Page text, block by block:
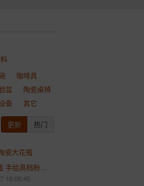
咖啡具
盆
陶瓷桌椅
备 其它
更新 热门
景德镇陶瓷大花瓶 手绘高档粉彩山水落地花瓶 酒店新房乔迁装饰品
16:06:45